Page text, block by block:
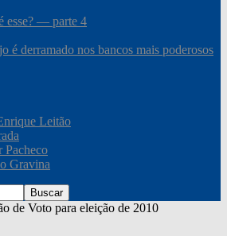
esse? — parte 4
é derramado nos bancos mais poderosos
Leitão
Pacheco
Gravina
de Voto para eleição de 2010